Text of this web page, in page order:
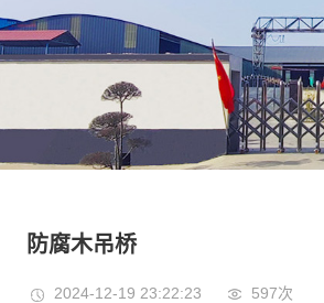
防腐木吊桥
2024-12-19 23:22:23 597次